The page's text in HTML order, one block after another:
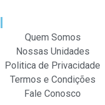
Quem Somos
Nossas Unidades
Politica de Privacidade
Termos e Condições
Fale Conosco